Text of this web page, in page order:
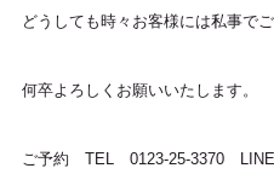
どうしても時々お客様には私事で
何卒よろしくお願いいたします。
ご予約　TEL　0123-25-3370　